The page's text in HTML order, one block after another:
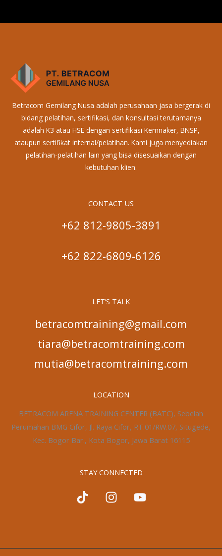
Betracom Gemilang Nusa adalah perusahaan jasa bergerak di
bidang pelatihan, sertifikasi, dan konsultasi terutamanya
adalah K3 atau HSE dengan sertifikasi Kemnaker, BNSP,
ataupun sertifikat internal/pelatihan. Kami juga menyediakan
pelatihan-pelatihan lain yang bisa disesuaikan dengan
kebutuhan klien.
CONTACT US
+62 812-9805-3891
+62 822-6809-6126
LET’S TALK
betracomtraining@gmail.com
tiara@betracomtraining.com
mutia@betracomtraining.com
LOCATION
BETRACOM ARENA TRAINING CENTER (BATC), Sebelah
Perumahan BMG Cifor, Jl. Raya Cifor, RT.01/RW.07, Situgede,
Kec. Bogor Bar., Kota Bogor, Jawa Barat 16115
STAY CONNECTED